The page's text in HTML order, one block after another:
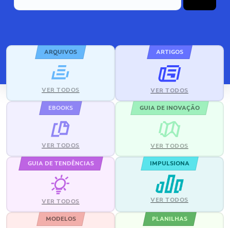
ARQUIVOS
VER TODOS
ARTIGOS
VER TODOS
EBOOKS
VER TODOS
GUIA DE INOVAÇÃO
VER TODOS
GUIA DE TENDÊNCIAS
VER TODOS
IMPULSIONA
VER TODOS
MODELOS PLANILHAS